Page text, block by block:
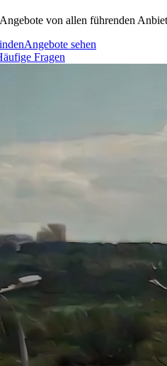
von allen führenden
Angebote sehen
Fragen